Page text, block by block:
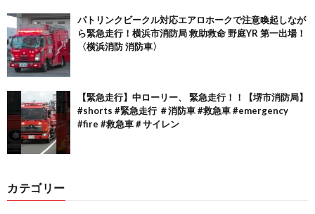
パトリンクビークル対応エアロホークで注意喚起しなが
ら緊急走行！横浜市消防局 救助救命 野庭YR 第一出場！
〈横浜消防 消防車〉
【緊急走行】中ローリー、 緊急走行！！【堺市消防局】
#shorts #緊急走行 ＃消防車 #救急車 #emergency
#fire #救急車＃サイレン
カテゴリー